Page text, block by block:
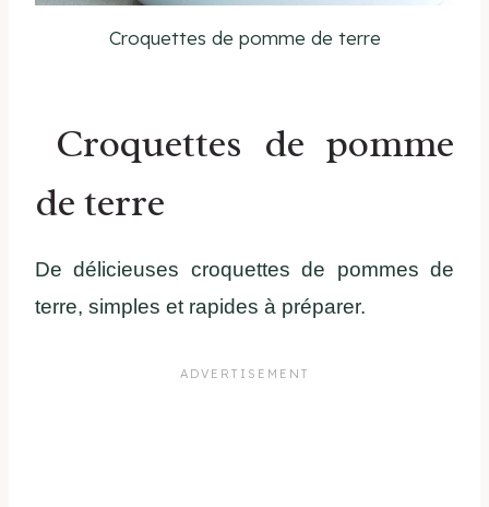
Croquettes de pomme de terre
Croquettes de pomme
de terre
De délicieuses croquettes de pommes de
terre, simples et rapides à préparer.